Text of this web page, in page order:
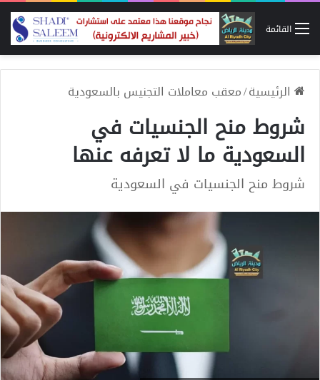
القائمة
الرئيسية/معقب معاملات التجنيس بالسعودية
شروط منح الجنسيات في
السعودية ما لا تعرفه عنها
شروط منح الجنسيات في السعودية